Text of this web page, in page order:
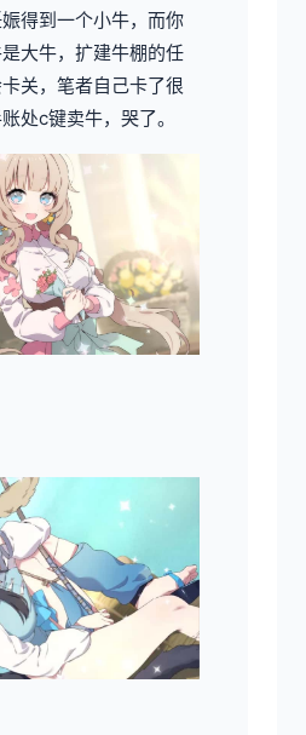
得到一个小牛，而你
大牛，扩建牛棚的任
关，笔者自己卡了很
处c键卖牛，哭了。